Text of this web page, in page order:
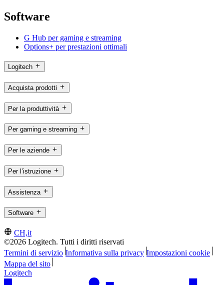
Software
G Hub per gaming e streaming
Options+ per prestazioni ottimali
Logitech
Acquista prodotti
Per la produttività
Per gaming e streaming
Per le aziende
Per l’istruzione
Assistenza
Software
CH,it
©2026 Logitech. Tutti i diritti riservati
Termini di servizio Informativa sulla privacy Impostazioni cookie
Mappa del sito
Logitech